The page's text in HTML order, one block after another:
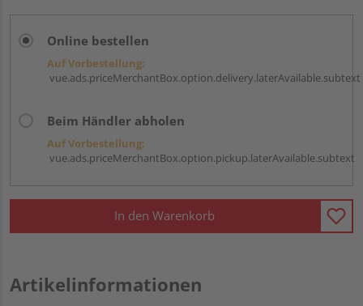
Online bestellen
Auf Vorbestellung:
vue.ads.priceMerchantBox.option.delivery.laterAvailable.subtext
Beim Händler abholen
Auf Vorbestellung:
vue.ads.priceMerchantBox.option.pickup.laterAvailable.subtext
In den Warenkorb
Artikelinformationen